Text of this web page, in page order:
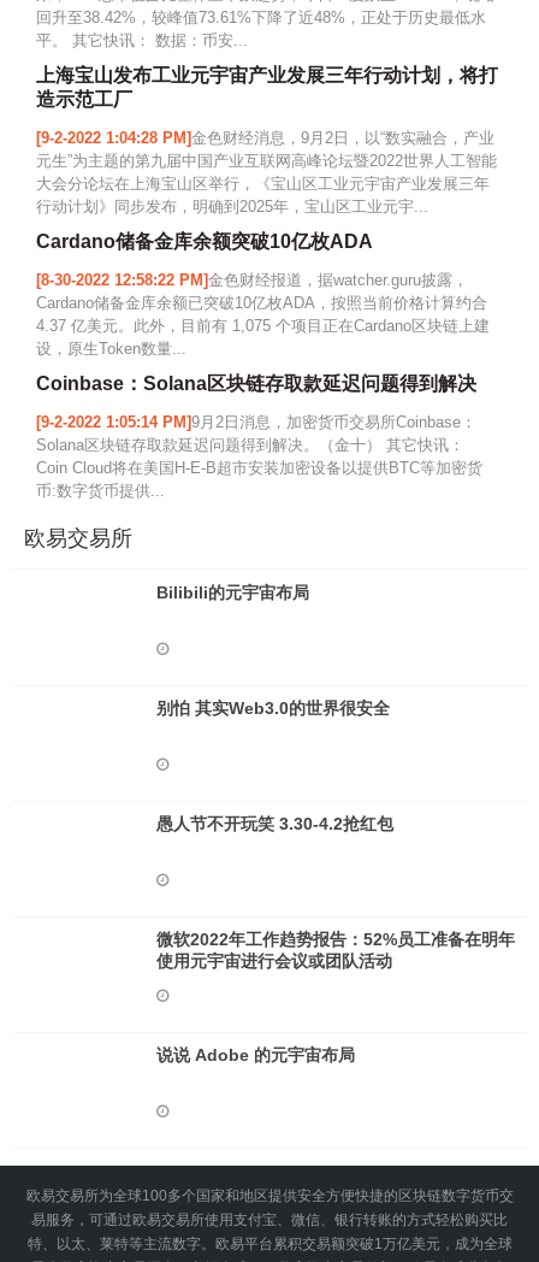
回升至38.42%，较峰值73.61%下降了近48%，正处于历史最低水
平。 其它快讯： 数据：币安...
上海宝山发布工业元宇宙产业发展三年行动计划，将打
造示范工厂
[9-2-2022 1:04:28 PM]金色财经消息，9月2日，以“数实融合，产业
元生”为主题的第九届中国产业互联网高峰论坛暨2022世界人工智能
大会分论坛在上海宝山区举行，《宝山区工业元宇宙产业发展三年
行动计划》同步发布，明确到2025年，宝山区工业元宇...
Cardano储备金库余额突破10亿枚ADA
[8-30-2022 12:58:22 PM]金色财经报道，据watcher.guru披露，
Cardano储备金库余额已突破10亿枚ADA，按照当前价格计算约合
4.37 亿美元。此外，目前有 1,075 个项目正在Cardano区块链上建
设，原生Token数量...
Coinbase：Solana区块链存取款延迟问题得到解决
[9-2-2022 1:05:14 PM]9月2日消息，加密货币交易所Coinbase：
Solana区块链存取款延迟问题得到解决。（金十） 其它快讯：
Coin Cloud将在美国H-E-B超市安装加密设备以提供BTC等加密货
币:数字货币提供...
欧易交易所
Bilibili的元宇宙布局
别怕 其实Web3.0的世界很安全
愚人节不开玩笑 3.30-4.2抢红包
微软2022年工作趋势报告：52%员工准备在明年
使用元宇宙进行会议或团队活动
说说 Adob​​e 的元宇宙布局
欧易交易所为全球100多个国家和地区提供安全方便快捷的区块链数字货币交
易服务，可通过欧易交易所使用支付宝、微信、银行转账的方式轻松购买比
特、以太、莱特等主流数字。欧易平台累积交易额突破1万亿美元，成为全球